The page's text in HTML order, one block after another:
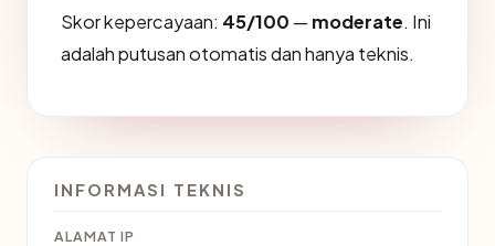
Skor kepercayaan: 45/100 — moderate. Ini
adalah putusan otomatis dan hanya teknis.
INFORMASI TEKNIS
ALAMAT IP